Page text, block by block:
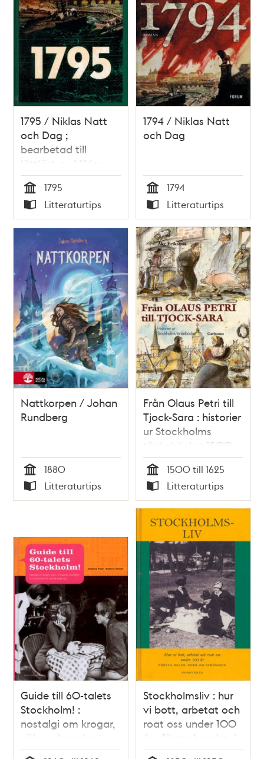
1795 / Niklas Natt
och Dag ;
bearbetad till
lättläst av Niklas
Darke
Tid
1795
Typ
Litteraturtips
1794 / Niklas Natt
och Dag
Tid
1794
Typ
Litteraturtips
Nattkorpen / Johan
Rundberg
Tid
1880
Typ
Litteraturtips
Från Olaus Petri till
Tjock-Sara : historier
ur Stockholms
tänkeböcker 1500-
1625 / Åke Eriksson
Tid
1500 till 1625
Typ
Litteraturtips
Guide till 60-talets
Stockholm! :
nostalgi om krogar,
nöjen, shopping,
händelser och
Stockholmsliv : hur
vi bott, arbetat och
roat oss under 100
år : första bandet /
Staffan Tjerneld